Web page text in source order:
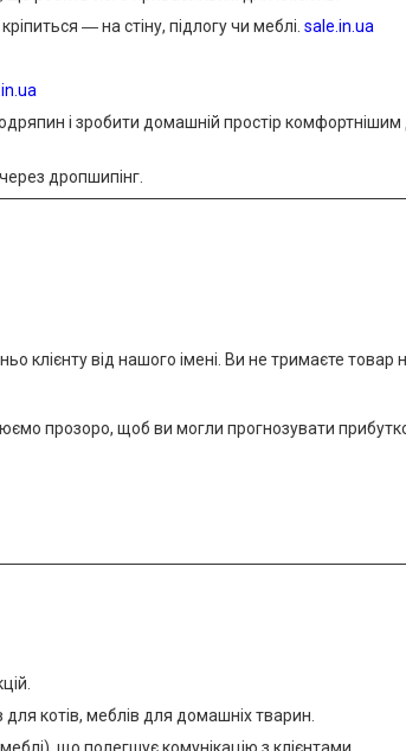
― на стіну, підлогу чи меблі. sale.in.ua
і зробити домашній простір
дропшипінг.
від нашого імені. Ви не тримаєте товар
прозоро, щоб ви могли прогнозувати
котів, меблів для домашніх тварин.
що полегшує комунікацію з клієнтами.